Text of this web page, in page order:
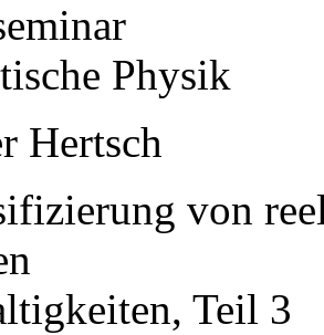
Physik
Hertsch
von
Teil 3